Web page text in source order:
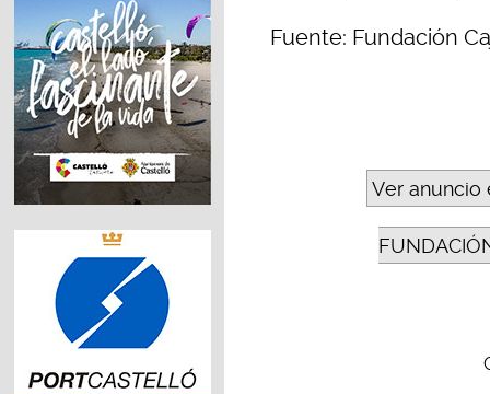
Fuente: Fundación
Ver anuncio